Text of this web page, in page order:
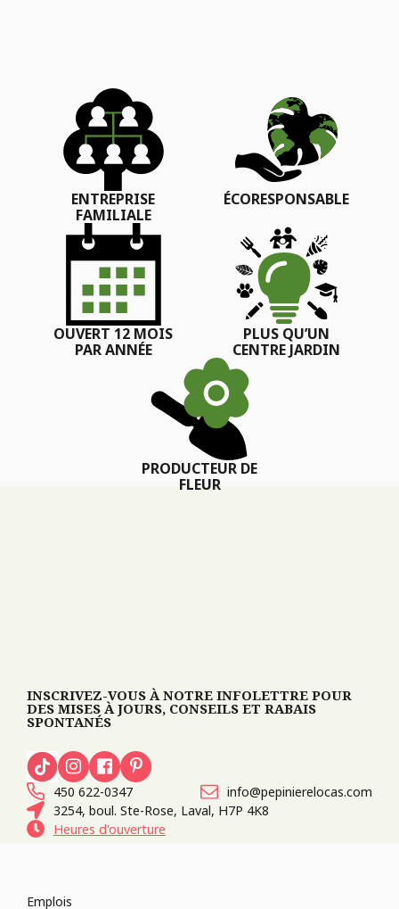
ENTREPRISE
FAMILIALE
ÉCORESPONSABLE
OUVERT 12 MOIS
PAR ANNÉE
PLUS QU’UN
CENTRE JARDIN
PRODUCTEUR DE
FLEUR
INSCRIVEZ-VOUS À NOTRE INFOLETTRE POUR
DES MISES À JOURS, CONSEILS ET RABAIS
SPONTANÉS
450 622-0347
info@pepinierelocas.com
3254, boul. Ste-Rose, Laval, H7P 4K8
Heures d'ouverture
Emplois